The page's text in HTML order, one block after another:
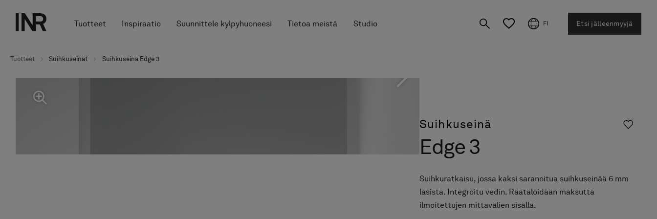
Tuotteet Inspiraatio Suunnittele kylpyhuoneesi Tietoa meistä Studio FI Etsi jälleenmyyjä
Tuotteet Suihkuseinät Suihkuseinä Edge 3
Suihkuseinä
Edge 3
Suihkuratkaisu, jossa kaksi saranoitua suihkuseinää 6 mm
lasista. Integroitu vedin. Räätälöidään maksutta
ilmoitettujen mittavälien sisällä.